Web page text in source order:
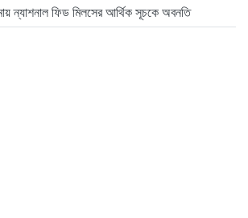
ন্যাশনাল ফিড মিলসের আর্থিক সূচকে অবনতি